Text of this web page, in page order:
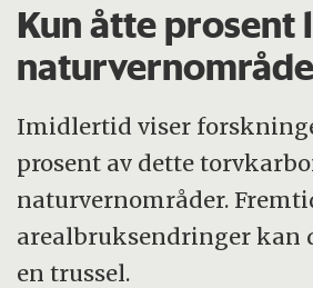
Kun åtte prosent
Imidlertid viser
prosent av dette
naturvernområder.
arealbruksendringer kan
en trussel.